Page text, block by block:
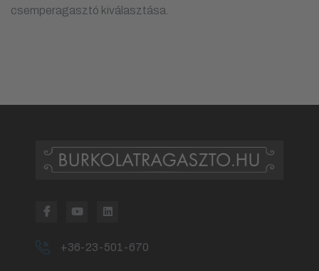
csemperagasztó kiválasztása.
+36-23-501-670